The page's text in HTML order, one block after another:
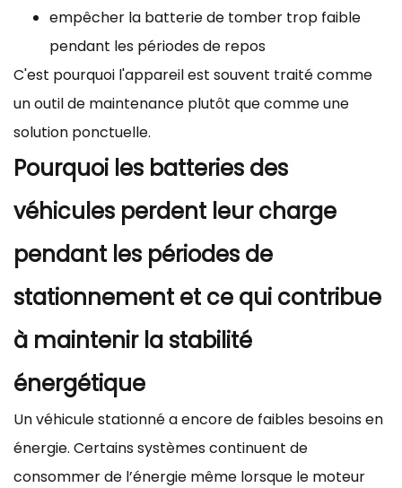
empêcher la batterie de tomber trop faible
pendant les périodes de repos
C'est pourquoi l'appareil est souvent traité comme
un outil de maintenance plutôt que comme une
solution ponctuelle.
Pourquoi les batteries des
véhicules perdent leur charge
pendant les périodes de
stationnement et ce qui contribue
à maintenir la stabilité
énergétique
Un véhicule stationné a encore de faibles besoins en
énergie. Certains systèmes continuent de
consommer de l’énergie même lorsque le moteur